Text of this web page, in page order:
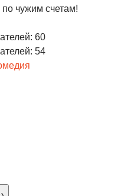
чужим счетам!
60
54